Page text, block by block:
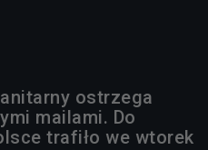
ostrzega
mailami. Do
trafiło we wtorek